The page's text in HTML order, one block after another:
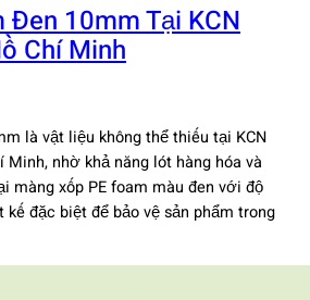
Đen 10mm Tại KCN
Chí Minh
là vật liệu không thể thiếu tại KCN
Minh, nhờ khả năng lót hàng hóa và
màng xốp PE foam màu đen với độ
đặc biệt để bảo vệ sản phẩm trong